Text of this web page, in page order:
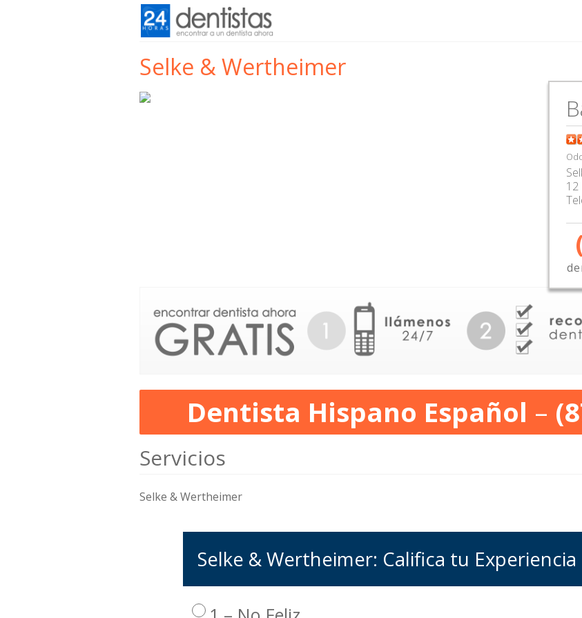
Selke & Wertheimer
12
Dentista Hispano Español –
Servicios
Selke & Wertheimer
Selke & Wertheimer: Califica tu Experiencia